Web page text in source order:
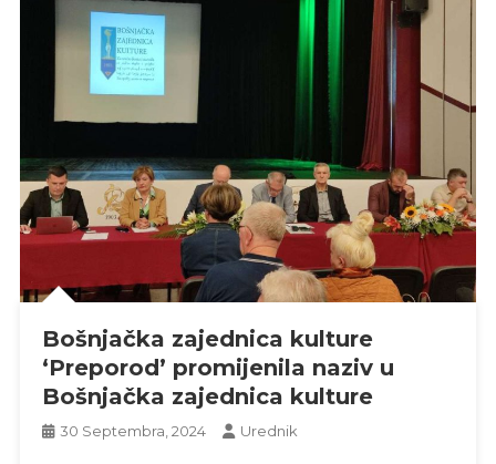
Bošnjačka zajednica kulture
‘Preporod’ promijenila naziv u
Bošnjačka zajednica kulture
30 Septembra, 2024 Urednik